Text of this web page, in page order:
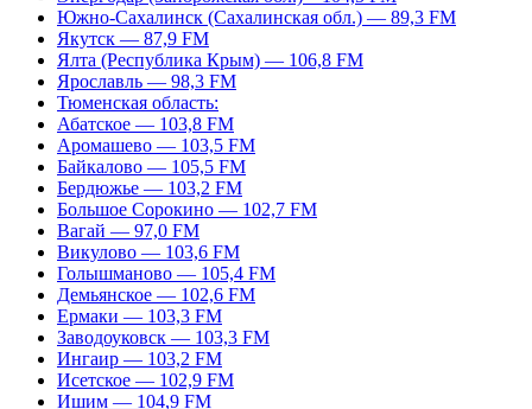
Южно-Сахалинск (Сахалинская обл.) — 89,3 FM
Якутск — 87,9 FM
Ялта (Республика Крым) — 106,8 FM
Ярославль — 98,3 FM
Тюменская область:
Абатское — 103,8 FM
Аромашево — 103,5 FM
Байкалово — 105,5 FM
Бердюжье — 103,2 FM
Большое Сорокино — 102,7 FM
Вагай — 97,0 FM
Викулово — 103,6 FM
Голышманово — 105,4 FM
Демьянское — 102,6 FM
Ермаки — 103,3 FM
Заводоуковск — 103,3 FM
Ингаир — 103,2 FM
Исетское — 102,9 FM
Ишим — 104,9 FM